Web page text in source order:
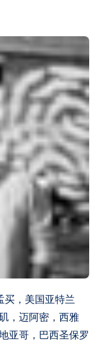
，迈阿密，西雅
亚哥，巴西圣保罗